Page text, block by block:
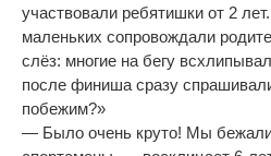
участвовали ребятишки от 2
маленьких сопровождали
слёз: многие на бегу
после финиша сразу
побежим?»
— Было очень круто! Мы